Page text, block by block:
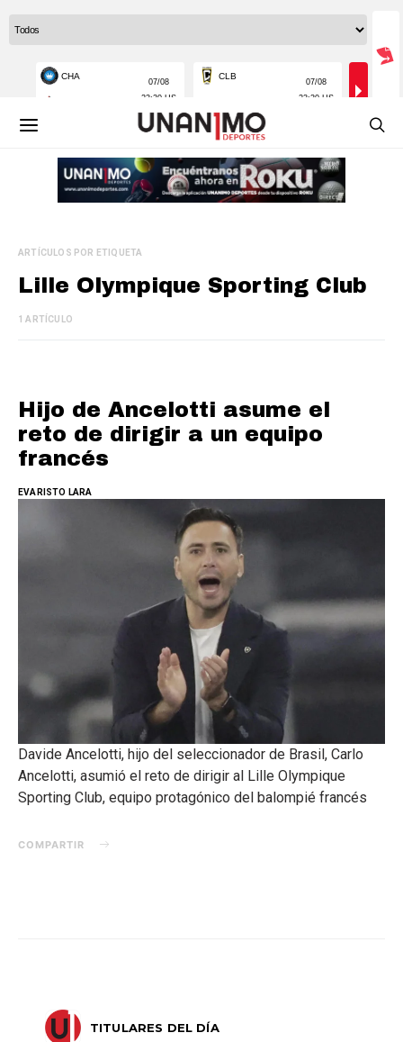
ARTÍCULOS POR ETIQUETA
Lille Olympique Sporting Club
1 ARTÍCULO
Hijo de Ancelotti asume el
reto de dirigir a un equipo
francés
EVARISTO LARA
Davide Ancelotti, hijo del seleccionador de Brasil, Carlo
Ancelotti, asumió el reto de dirigir al Lille Olympique
Sporting Club, equipo protagónico del balompié francés
COMPARTIR
TITULARES DEL DÍA